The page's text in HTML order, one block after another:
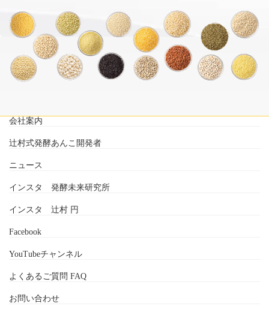
会社案内
辻村式発酵あんこ開発者
ニュース
インスタ 発酵未来研究所
インスタ 辻村 円
Facebook
YouTubeチャンネル
よくあるご質問 FAQ
お問い合わせ